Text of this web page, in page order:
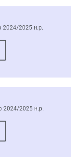
2024/2025 н.р.
2024/2025 н.р.